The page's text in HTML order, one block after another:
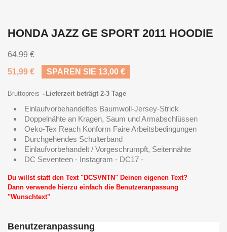
HONDA JAZZ GE SPORT 2011 HOODIE
64,99 €
51,99 €
SPAREN SIE 13,00 €
Bruttopreis Lieferzeit beträgt 2-3 Tage
Einlaufvorbehandeltes Baumwoll-Jersey-Strick
Doppelnähte an Kragen, Saum und Armabschlüssen
Oeko-Tex Reach Konform Faire Arbeitsbedingungen
Durchgehendes Schulterband
Einlaufvorbehandelt / Vorgeschrumpft, Seitennähte
DC Seventeen - Instagram - DC17 -
Du willst statt den Text "DCSVNTN" Deinen eigenen Text?
Dann verwende hierzu einfach die Benutzeranpassung
"Wunschtext"
Benutzeranpassung